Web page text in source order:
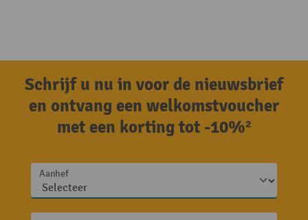
Schrijf u nu in voor de nieuwsbrief
en ontvang een welkomstvoucher
met een korting tot -10%²
Aanhef